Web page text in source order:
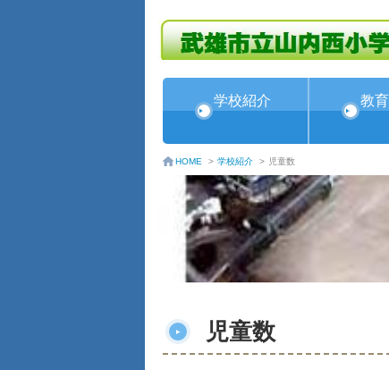
学校紹介 教
HOME > 学校紹介 > 児童数
児童数